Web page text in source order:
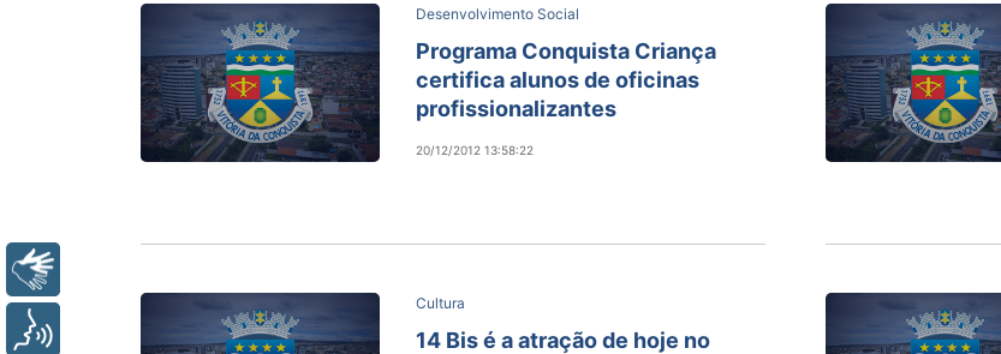
Desenvolvimento Social
Programa Conquista Criança
certifica alunos de oficinas
profissionalizantes
20/12/2012 13:58:22
Cultura
14 Bis é a atração de hoje no